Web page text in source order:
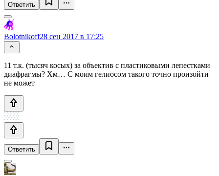
Ответить
Bolotnikoff28 сен 2017 в 17:25
11 т.к. (тысяч косых) за объектив с пластиковыми лепестками
диафрагмы? Хм… С моим гелиосом такого точно произойти
не может
Ответить